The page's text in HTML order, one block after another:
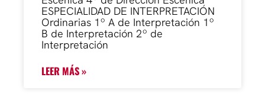
ESPECIALIDAD DE INTERPRETACIÓN
Ordinarias 1º A de Interpretación 1º
B de Interpretación 2º de
Interpretación
LEER MÁS »